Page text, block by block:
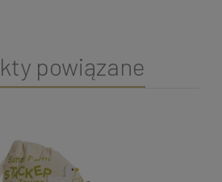
powiązane